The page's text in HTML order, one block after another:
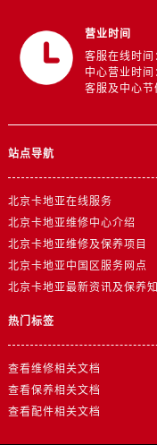
营业时间
客服在线时
中心营业时
客服及中心节
站点导航
北京卡地亚在线服务
北京卡地亚维修中心介绍
北京卡地亚维修及保养项目
北京卡地亚中国区服务网点
北京卡地亚最新资讯及保养
热门标签
查看维修相关文档
查看保养相关文档
查看配件相关文档